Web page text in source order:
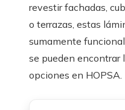
revestir fachadas,
o terrazas, estas
sumamente
se pueden encontrar
opciones en HOPSA.